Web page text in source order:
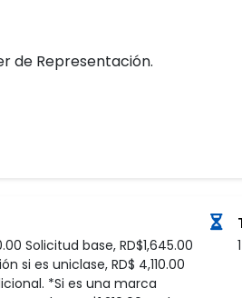
de Representación.
Solicitud base, RD$1,645.00
si es uniclase, RD$ 4,110.00
*Si es una marca